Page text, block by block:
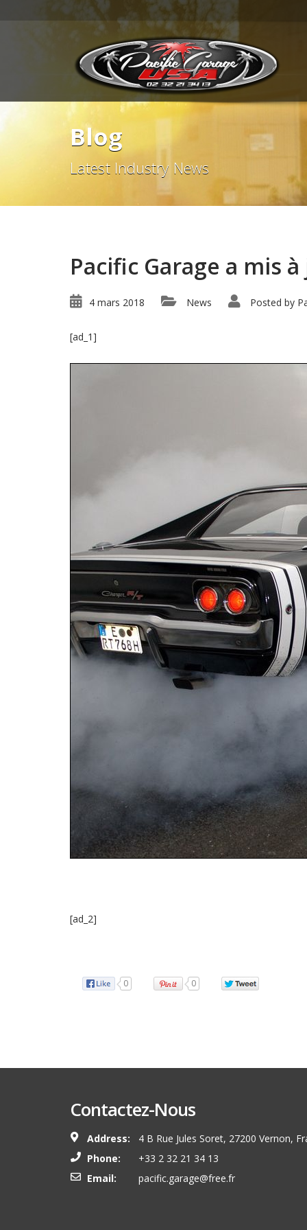
Blog
Latest Industry News
Pacific Garage a mis
4 mars 2018 News Posted by
[ad_1]
[ad_2]
0 0
Contactez-Nous
Address:
4 B Rue Jules Soret, 27200 Vernon,
Phone:
+33 2 32 21 34 13
Email:
pacific.garage@free.fr